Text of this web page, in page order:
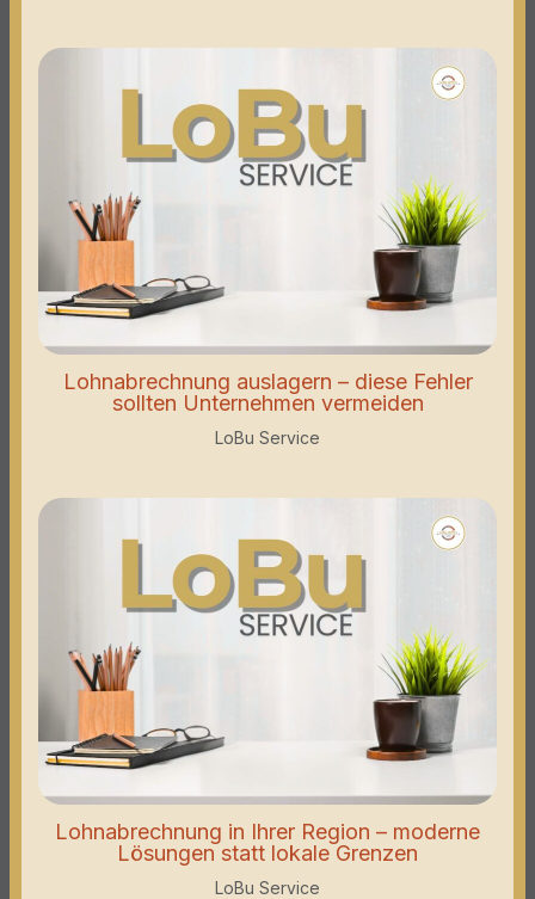
Lohnabrechnung auslagern – diese Fehler
sollten Unternehmen vermeiden
LoBu Service
Lohnabrechnung in Ihrer Region – moderne
Lösungen statt lokale Grenzen
LoBu Service